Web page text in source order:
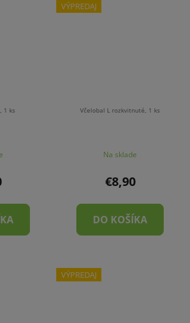
1 ks
VÝPREDAJ
Včelobal L rozkvitnuté, 1 ks
Na sklade
€8,90
DO KOŠÍKA
VÝPREDAJ